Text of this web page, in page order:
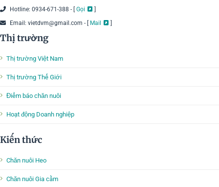
Hotline: 0934-671-388 - [ Gọi
Email: vietdvm@gmail.com - [ Mail ]
Thị trường
Thị trường Việt Nam
Thị trường Thế Giới
Điểm báo chăn nuôi
Hoạt động Doanh nghiệp
Kiến thức
Chăn nuôi Heo
Chăn nuôi Gia cầm